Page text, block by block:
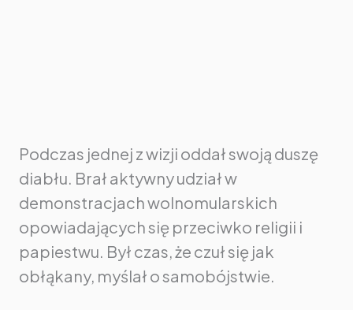
Podczas jednej z wizji oddał swoją duszę
diabłu. Brał aktywny udział w
demonstracjach wolnomularskich
opowiadających się przeciwko religii i
papiestwu. Był czas, że czuł się jak
obłąkany, myślał o samobójstwie.